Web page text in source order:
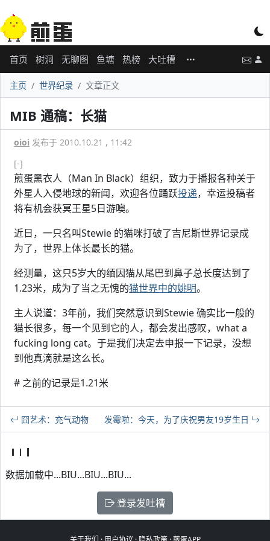
首页 树洞 无聊图 鱼塘 热榜 大吐槽
主页 世界纪录 文章正文
MIB 通稿：长猫
oioi 发布于 2010.10.21 , 11:42
[-]
煎蛋黑衣人（Man In Black）组织，致力于播报各种关于
外星人入侵地球的新闻，欢迎各位踊跃投递，幸运投稿者
将有机会获冥王星5日游噢。
近日，一只名叫Stewie 的猫咪打破了吉尼斯世界记录成
为了，世界上体长最长的猫。
经测量，这只5岁大的缅因猫从尾巴到鼻子总长度达到了
1.23米，成为了当之无愧的猫世界中的姚明。
主人说道：3年前，我们突然意识到Stewie 确实比一般的
猫长很多，每一个见到它的人，都会发出感叹，what a
fucking long cat。于是我们决定去申报一下记录，没想
到他真滴就是这么长。
# 之前的记录是1.21米
囧艺术：充气动物 发霉啦：今天，为了庆祝男友19岁生日
数据加载中...BIU...BIU...BIU...
登录发吐槽